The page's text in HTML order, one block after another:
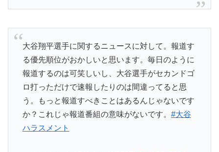
る優先順位がおかしいと思います。毎日のように
報道するのは可笑しいし、大谷選手がセカンドゴ
ロ打っただけで速報したりのは間違ってると思
う。もっと報道すべきことはあるんじゃないです
か？これじゃ報道番組の意味がないです。#大谷
ハラスメント